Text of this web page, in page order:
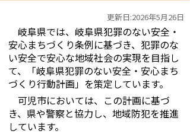
更新日:2026年5月26日
岐阜県では、岐阜県犯罪のない安全・
安心まちづくり条例に基づき、犯罪のな
い安全で安心な地域社会の実現を目指し
て、「岐阜県犯罪のない安全・安心まち
づくり行動計画」を策定しています。
可児市においては、この計画に基づ
き、県や警察と協力し、地域防犯を推進
しています。